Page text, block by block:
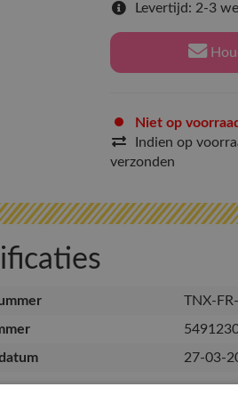
Levertijd: 2-3
Niet op voorraad
Indien op
verzonden
TNX-
27-03-